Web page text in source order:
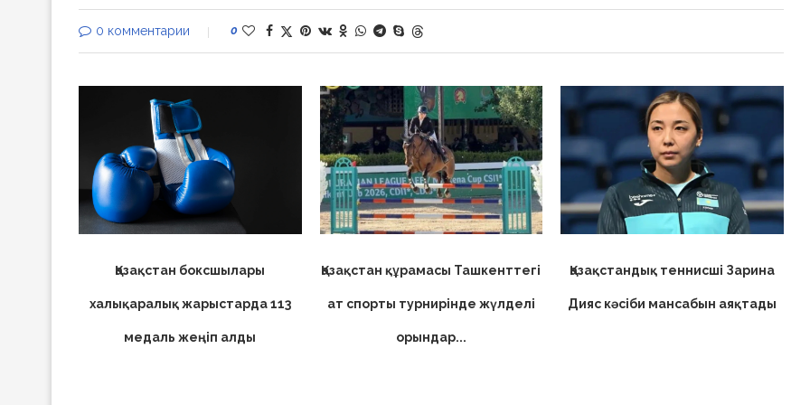
0 комментарии 0
Қазақстан боксшылары
халықаралық жарыстарда 113
медаль жеңіп алды
Қазақстан құрамасы Ташкенттегі
ат спорты турнирінде жүлделі
орындар...
Қазақстандық теннисші Зарина
Дияс кәсіби мансабын аяқтады